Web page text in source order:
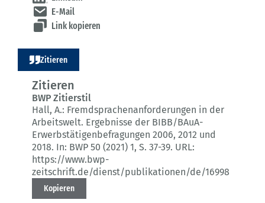
E-Mail
Link kopieren
Zitieren
Zitieren
BWP Zitierstil
Hall, A.: Fremdsprachenanforderungen in der
Arbeitswelt. Ergebnisse der BIBB/BAuA-
Erwerbstätigenbefragungen 2006, 2012 und
2018. In: BWP 50 (2021) 1, S. 37-39. URL:
https://www.bwp-
zeitschrift.de/dienst/publikationen/de/16998
Kopieren